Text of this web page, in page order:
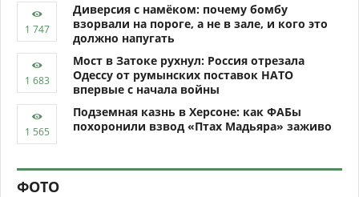
Диверсия с намёком: почему бомбу
взорвали на пороге, а не в зале, и кого это
должно напугать
Мост в Затоке рухнул: Россия отрезала
Одессу от румынских поставок НАТО
впервые с начала войны
Подземная казнь в Херсоне: как ФАБы
похоронили взвод «Птах Мадьяра» заживо
ФОТО